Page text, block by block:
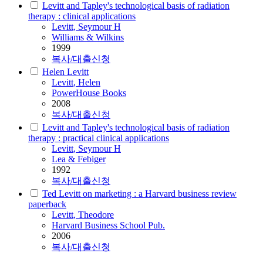
Levitt and Tapley's technological basis of radiation
therapy : clinical applications
Levitt, Seymour H
Williams & Wilkins
1999
복사/대출신청
Helen Levitt
Levitt, Helen
PowerHouse Books
2008
복사/대출신청
Levitt and Tapley's technological basis of radiation
therapy : practical clinical applications
Levitt, Seymour H
Lea & Febiger
1992
복사/대출신청
Ted Levitt on marketing : a Harvard business review
paperback
Levitt, Theodore
Harvard Business School Pub.
2006
복사/대출신청